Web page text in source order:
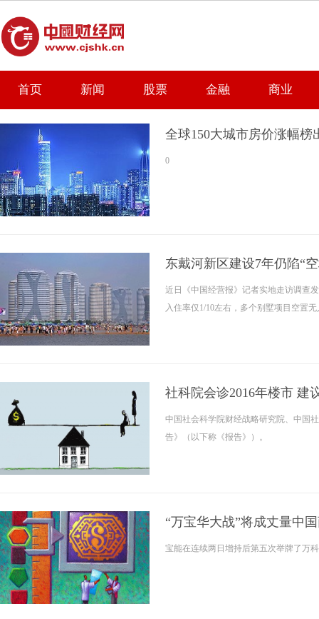
首页 新闻 股票 金融 商业
全球150大城市房价涨幅
0
东戴河新区建设7年仍陷“
近日《中国经营报》记者实地走访调查
入住率仅1/10左右，多个别墅项目空置
社科院会诊2016年楼市 建
中国社会科学院财经战略研究院、中国
告》（以下称《报告》）。
“万宝华大战”将成丈量中
宝能在连续两日增持后第五次举牌了万